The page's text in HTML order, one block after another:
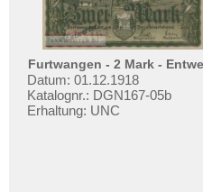
Orte mit G...
Orte mit H...
Orte mit I...
Orte mit J...
Orte mit K...
Zahlungsbedingungen
Privatsphäre und
Widerrufsbelehrung
Liefer- und
Furtwangen - 2 Mark -
Datum: 01.12.1918
Katalognr.: DGN167-05b
Erhaltung: UNC